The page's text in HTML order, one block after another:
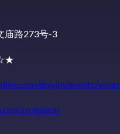
庙路273号-3
doujin/events/
gaiash